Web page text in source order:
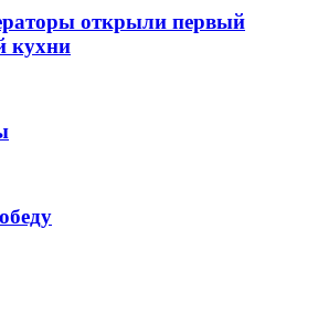
открыли первый
кухни